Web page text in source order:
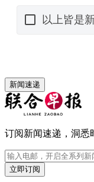
新闻速递
订阅新闻速递，洞悉
立即订阅